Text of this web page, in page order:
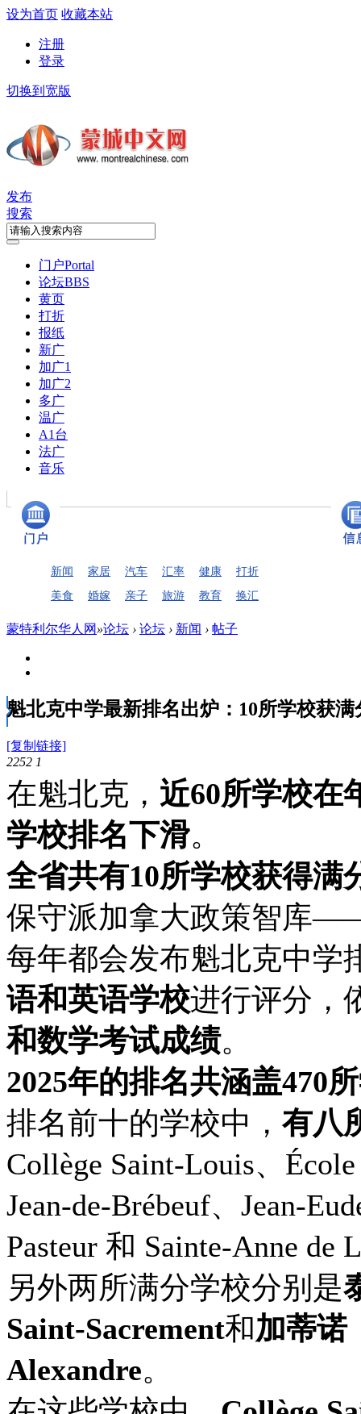
设为首页 收藏本站
注册
登录
切换到宽版
发布
搜索
门户Portal
论坛BBS
黄页
打折
报纸
新广
加广1
加广2
多广
温广
A1台
法广
音乐
新闻 家居 汽车 汇率 健康
打折
美食
婚嫁 亲子 旅游 教育 换汇
蒙特利尔华人网 »论坛 › 论坛 › 新闻 › 帖子
魁北克中学最新排名出炉：10所学校获
[复制链接]
2252 1
在魁北克， 近60所学校在
学校排名下滑。
全省共有10所学校获得满
保守派加拿大政策智库
每年都会发布魁北克中学
语和英语学校进行评分，
和数学考试成绩。
2025年的排名共涵盖470
排名前十的学校中， 有八
Collège Saint-Louis、
Jean-de-Brébeuf、Jean-
Pasteur 和 Sainte-Anne de
另外两所满分学校分别是
Saint-Sacrement和加蒂诺
Alexandre。